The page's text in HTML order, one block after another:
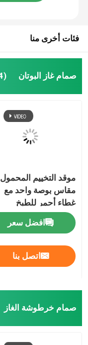
فئات أخرى منا
صمام غاز البوتان (564)
موقد التخييم المحمول
مقاس بوصة واحد مع
غطاء أحمر للطبخ
افضل سعر
اتصل بنا
صمام خرطوشة الغاز